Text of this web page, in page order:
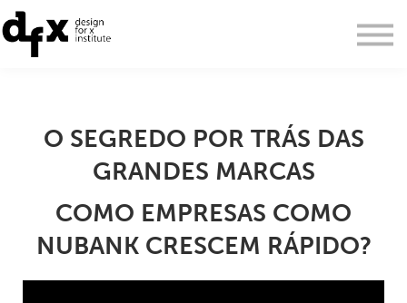
EN
O SEGREDO POR TRÁS DAS
GRANDES MARCAS
COMO EMPRESAS COMO
NUBANK CRESCEM RÁPIDO?